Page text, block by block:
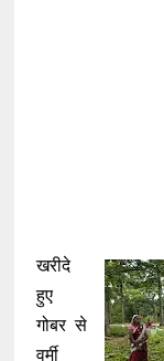
खरीदे
हुए
गोबर से
वर्मी